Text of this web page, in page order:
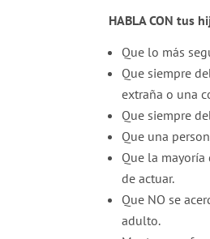
HABLA CON tus
Que lo más
Que siempre
extraña o una
Que siempre
Que una
Que la
de actuar.
Que NO se
adulto.